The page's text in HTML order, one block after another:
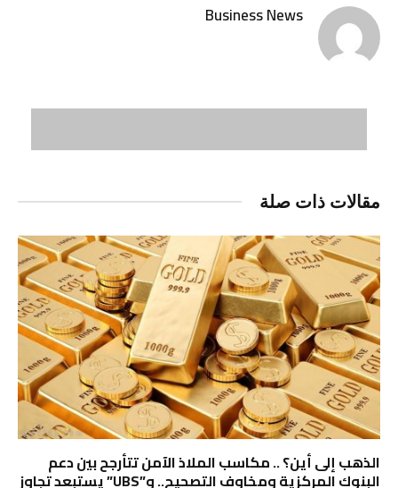
Business News
مقالات ذات صلة
الذهب إلى أين؟ .. مكاسب الملاذ الآمن تتأرجح بين دعم
البنوك المركزية ومخاوف التصحيح.. و”UBS” يستبعد تجاوز